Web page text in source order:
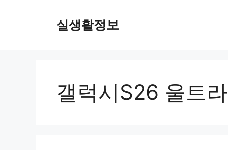
실생활정보
갤럭시S26 울트라